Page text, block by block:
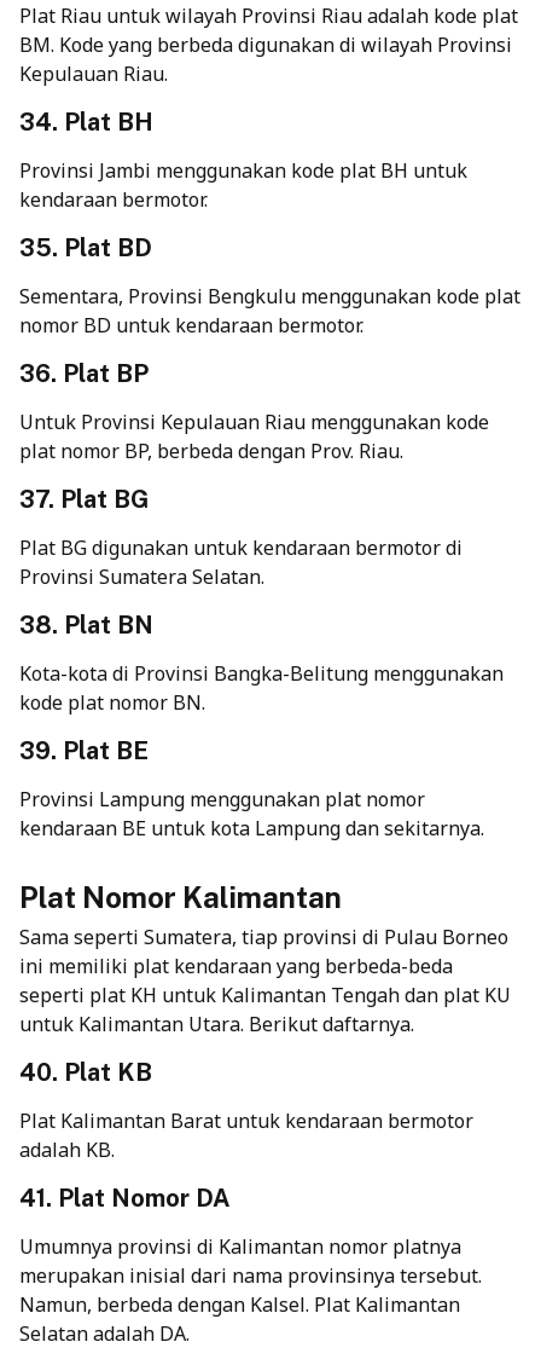
Plat Riau untuk wilayah Provinsi Riau adalah kode plat
BM. Kode yang berbeda digunakan di wilayah Provinsi
Kepulauan Riau.
34. Plat BH
Provinsi Jambi menggunakan kode plat BH untuk
kendaraan bermotor.
35. Plat BD
Sementara, Provinsi Bengkulu menggunakan kode plat
nomor BD untuk kendaraan bermotor.
36. Plat BP
Untuk Provinsi Kepulauan Riau menggunakan kode
plat nomor BP, berbeda dengan Prov. Riau.
37. Plat BG
Plat BG digunakan untuk kendaraan bermotor di
Provinsi Sumatera Selatan.
38. Plat BN
Kota-kota di Provinsi Bangka-Belitung menggunakan
kode plat nomor BN.
39. Plat BE
Provinsi Lampung menggunakan plat nomor
kendaraan BE untuk kota Lampung dan sekitarnya.
Plat Nomor Kalimantan
Sama seperti Sumatera, tiap provinsi di Pulau Borneo
ini memiliki plat kendaraan yang berbeda-beda
seperti plat KH untuk Kalimantan Tengah dan plat KU
untuk Kalimantan Utara. Berikut daftarnya.
40. Plat KB
Plat Kalimantan Barat untuk kendaraan bermotor
adalah KB.
41. Plat Nomor DA
Umumnya provinsi di Kalimantan nomor platnya
merupakan inisial dari nama provinsinya tersebut.
Namun, berbeda dengan Kalsel. Plat Kalimantan
Selatan adalah DA.